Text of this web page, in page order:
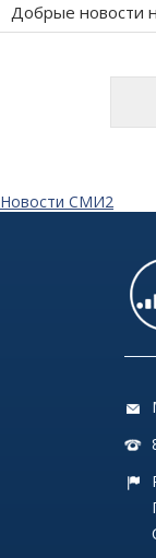
Добрые новости
Новости СМИ2